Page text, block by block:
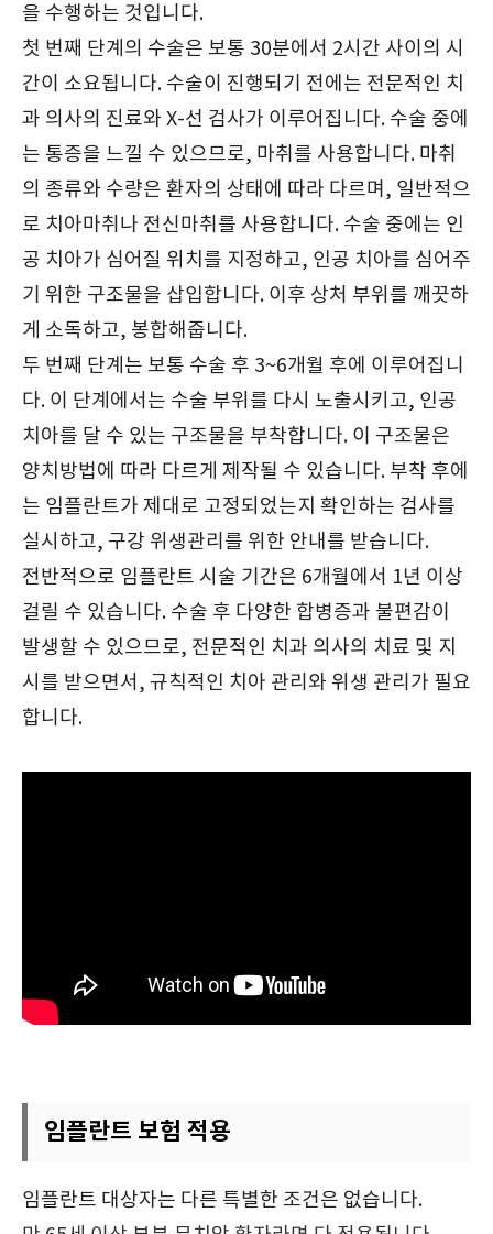
을 수행하는 것입니다.
첫 번째 단계의 수술은 보통 30분에서 2시간 사이의 시
간이 소요됩니다. 수술이 진행되기 전에는 전문적인 치
과 의사의 진료와 X-선 검사가 이루어집니다. 수술 중에
는 통증을 느낄 수 있으므로, 마취를 사용합니다. 마취
의 종류와 수량은 환자의 상태에 따라 다르며, 일반적으
로 치아마취나 전신마취를 사용합니다. 수술 중에는 인
공 치아가 심어질 위치를 지정하고, 인공 치아를 심어주
기 위한 구조물을 삽입합니다. 이후 상처 부위를 깨끗하
게 소독하고, 봉합해줍니다.
두 번째 단계는 보통 수술 후 3~6개월 후에 이루어집니
다. 이 단계에서는 수술 부위를 다시 노출시키고, 인공
치아를 달 수 있는 구조물을 부착합니다. 이 구조물은
양치방법에 따라 다르게 제작될 수 있습니다. 부착 후에
는 임플란트가 제대로 고정되었는지 확인하는 검사를
실시하고, 구강 위생관리를 위한 안내를 받습니다.
전반적으로 임플란트 시술 기간은 6개월에서 1년 이상
걸릴 수 있습니다. 수술 후 다양한 합병증과 불편감이
발생할 수 있으므로, 전문적인 치과 의사의 치료 및 지
시를 받으면서, 규칙적인 치아 관리와 위생 관리가 필요
합니다.
임플란트 보험 적용
임플란트 대상자는 다른 특별한 조건은 없습니다.